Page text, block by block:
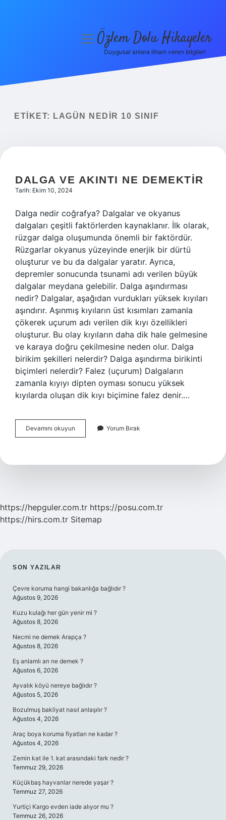
Yasal Uyarı
menüyüÖzlem Dolu Hikayeler
Duygusal anlara ilham veren bilgiler!
ETIKET: LAGÜN NEDIR 10 SINIF
DALGA VE AKINTI NE DEMEKTIR
Tarih: Ekim 10, 2024
Dalga nedir coğrafya? Dalgalar ve okyanus
dalgaları çeşitli faktörlerden kaynaklanır. İlk olarak,
rüzgar dalga oluşumunda önemli bir faktördür.
Rüzgarlar okyanus yüzeyinde enerjik bir dürtü
oluşturur ve bu da dalgalar yaratır. Ayrıca,
depremler sonucunda tsunami adı verilen büyük
dalgalar meydana gelebilir. Dalga aşındırması
nedir? Dalgalar, aşağıdan vurdukları yüksek kıyıları
aşındırır. Aşınmış kıyıların üst kısımları zamanla
çökerek uçurum adı verilen dik kıyı özellikleri
oluşturur. Bu olay kıyıların daha dik hale gelmesine
ve karaya doğru çekilmesine neden olur. Dalga
birikim şekilleri nelerdir? Dalga aşındırma birikinti
biçimleri nelerdir? Falez (uçurum) Dalgaların
zamanla kıyıyı dipten oyması sonucu yüksek
kıyılarda oluşan dik kıyı biçimine falez denir.…
Devamını okuyun
Ve
Demektir
Yorum Bırak
https://hepguler.com.tr https://posu.com.tr
https://hirs.com.tr Sitemap
SIDEBAR
SON YAZILAR
Çevre koruma hangi bakanlığa bağlıdır ?
Ağustos 9, 2026
Kuzu kulağı her gün yenir mi ?
Ağustos 8, 2026
Necmi ne demek Arapça ?
Ağustos 8, 2026
Eş anlamlı arı ne demek ?
Ağustos 6, 2026
Ayvalık köyü nereye bağlıdır ?
Ağustos 5, 2026
Bozulmuş bakliyat nasıl anlaşılır ?
Ağustos 4, 2026
Araç boya koruma fiyatları ne kadar ?
Ağustos 4, 2026
Zemin kat ile 1. kat arasındaki fark nedir ?
Temmuz 29, 2026
Küçükbaş hayvanlar nerede yaşar ?
Temmuz 27, 2026
Yurtiçi Kargo evden iade alıyor mu ?
Temmuz 26, 2026